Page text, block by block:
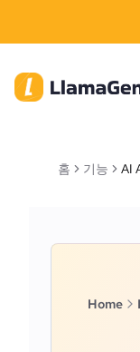
홈 기능 AI
Home